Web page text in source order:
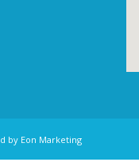
by Eon Marketing